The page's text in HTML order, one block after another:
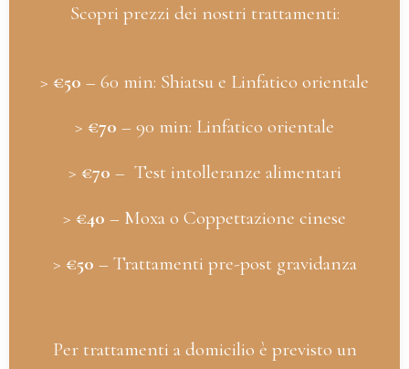
Scopri prezzi dei nostri trattamenti:
> €50 – 60 min: Shiatsu e Linfatico orientale
> €70 – 90 min: Linfatico orientale
> €70 – Test intolleranze alimentari
> €40 – Moxa o Coppettazione cinese
> €50 – Trattamenti pre-post gravidanza
Per trattamenti a domicilio è previsto un